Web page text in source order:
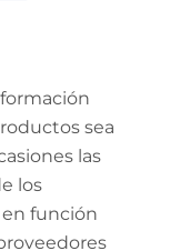
sea
las
los
función